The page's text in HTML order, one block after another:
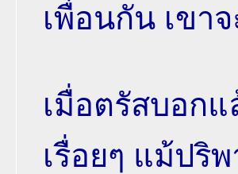
เพื่อนกัน เขา
เมื่อตรัสบอก
เรื่อยๆ แม้ปริ